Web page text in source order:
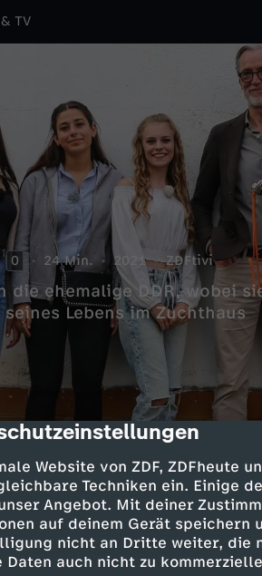
description
Website von ZDF, ZDFheute
Techniken ein. Einige
Angebot. Mit deiner
auf deinem Gerät speichern
nicht an Dritte weiter,
Daten auch nicht zu
TV
0 24 Min. 2021 ZDFtivi
die ehemalige DDR, wobei
Lebens im Zuchthaus